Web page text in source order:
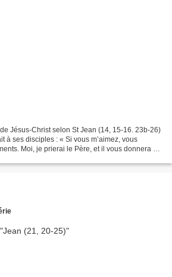
Jésus-Christ selon St Jean (14, 15‑16. 23b-26)
à ses disciples : « Si vous m’aimez, vous
Moi, je prierai le Père, et il vous donnera un